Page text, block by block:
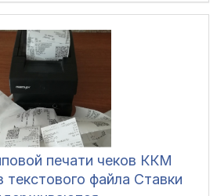
печати чеков ККМ
файла Ставки